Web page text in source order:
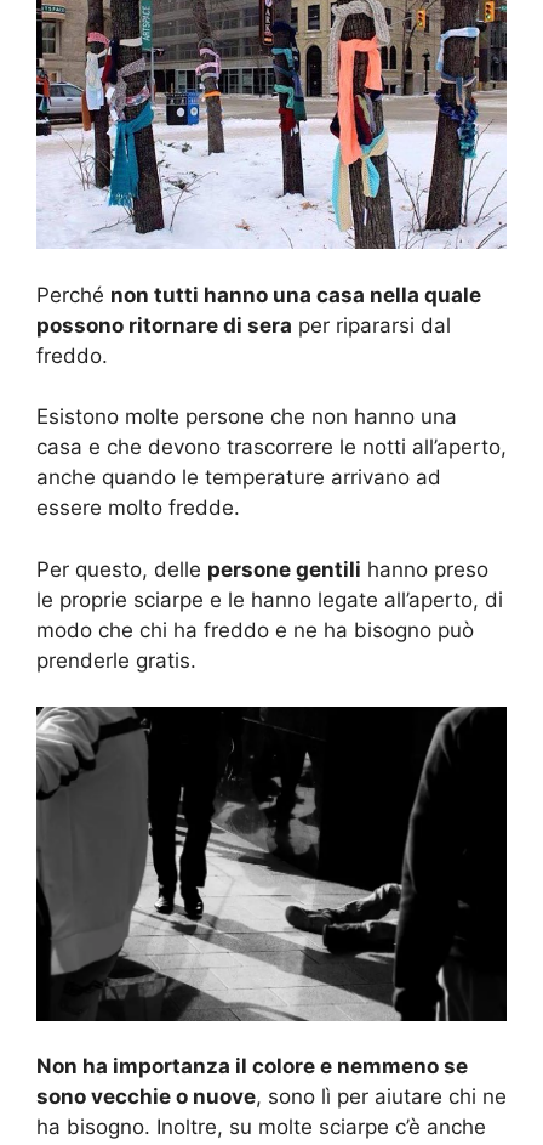
Perché non tutti hanno una casa nella quale
possono ritornare di sera per ripararsi dal
freddo.
Esistono molte persone che non hanno una
casa e che devono trascorrere le notti all’aperto,
anche quando le temperature arrivano ad
essere molto fredde.
Per questo, delle persone gentili hanno preso
le proprie sciarpe e le hanno legate all’aperto, di
modo che chi ha freddo e ne ha bisogno può
prenderle gratis.
Non ha importanza il colore e nemmeno se
sono vecchie o nuove, sono lì per aiutare chi ne
ha bisogno. Inoltre, su molte sciarpe c’è anche